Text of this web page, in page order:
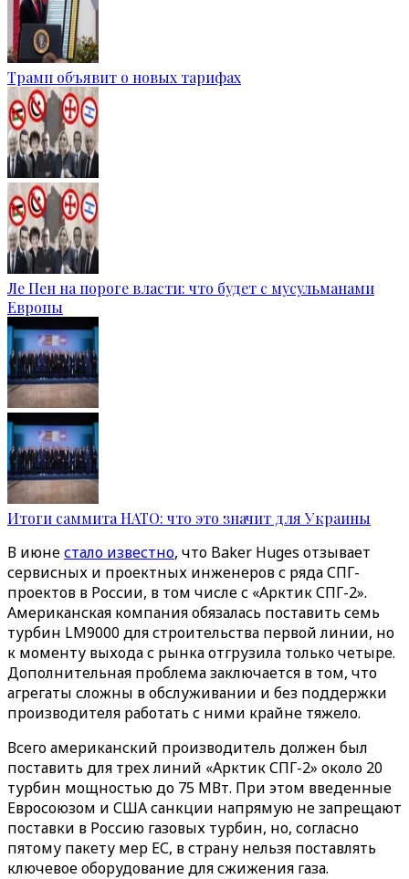
Трамп объявит о новых тарифах
Ле Пен на пороге власти: что будет с мусульманами
Европы
Итоги саммита НАТО: что это значит для Украины
В июнестало известно, что Baker Huges отзывает
сервисных и проектных инженеров с ряда СПГ-
проектов в России, в том числе с «Арктик СПГ-2».
Американская компания обязалась поставить семь
турбин LM9000 для строительства первой линии, но
к моменту выхода с рынка отгрузила только четыре.
Дополнительная проблема заключается в том, что
агрегаты сложны в обслуживании и без поддержки
производителя работать с ними крайне тяжело.
Всего американский производитель должен был
поставить для трех линий «Арктик СПГ-2» около 20
турбин мощностью до 75 МВт. При этом введенные
Евросоюзом и США санкции напрямую не запрещают
поставки в Россию газовых турбин, но, согласно
пятому пакету мер ЕС, в страну нельзя поставлять
ключевое оборудование для сжижения газа.